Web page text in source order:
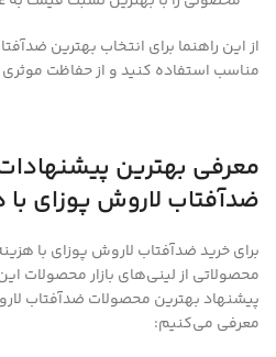
از این راهنما برای انتخاب بهترین
مناسب استفاده کنید و از حفاظت
معرفی بهترین
ضدآفتاب لاروش پوزای
برای خرید ضدآفتاب لاروش پوزای با
محصولاتی از لینی‌های بازار محصولات
پیشنهاد بهترین محصولات ضدآفتاب
معرفی می‌کنیم: